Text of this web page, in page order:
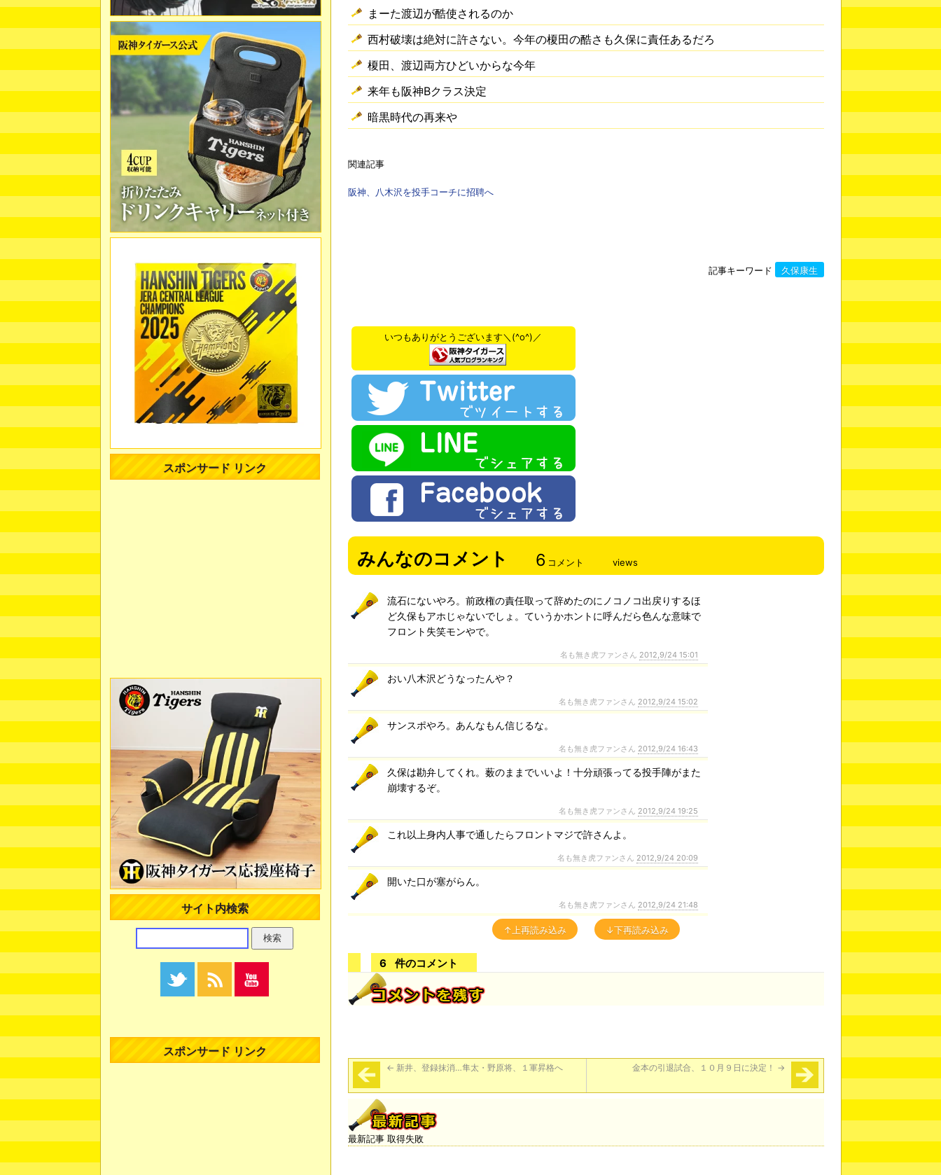
まーた渡辺が酷使されるのか
西村破壊は絶対に許さない。今年の榎田の酷さも久保に責任あるだろ
榎田、渡辺両方ひどいからな今年
来年も阪神Bクラス決定
暗黒時代の再来や
関連記事
阪神、八木沢を投手コーチに招聘へ
記事キーワード 久保康生
いつもありがとうございます＼(^o^)／
みんなのコメント 6 コメント views
流石にないやろ。前政権の責任取って辞めたのにノコノコ出戻りするほ
ど久保もアホじゃないでしょ。ていうかホントに呼んだら色んな意味で
フロント失笑モンやで。
名も無き虎ファンさん 2012,9/24 15:01
おい八木沢どうなったんや？
名も無き虎ファンさん 2012,9/24 15:02
サンスポやろ。あんなもん信じるな。
名も無き虎ファンさん 2012,9/24 16:43
久保は勘弁してくれ。薮のままでいいよ！十分頑張ってる投手陣がまた
崩壊するぞ。
名も無き虎ファンさん 2012,9/24 19:25
これ以上身内人事で通したらフロントマジで許さんよ。
名も無き虎ファンさん 2012,9/24 20:09
開いた口が塞がらん。
名も無き虎ファンさん 2012,9/24 21:48
↑上再読み込み ↓下再読み込み
6 件のコメント
← 新井、登録抹消…隼太・野原将、１軍昇格へ 金本の引退試合、１０月９日に決定！ →
最新記事 取得失敗
スポンサード リンク
サイト内検索
スポンサード リンク